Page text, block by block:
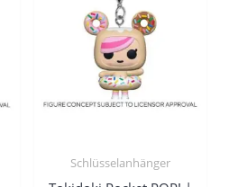
Schlüsselanhänger